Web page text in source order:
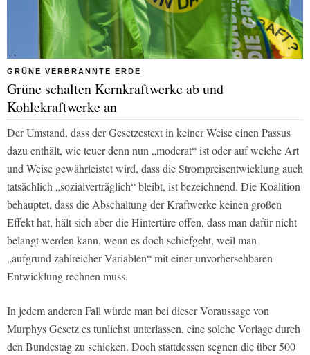
GRÜNE VERBRANNTE ERDE
Grüne schalten Kernkraftwerke ab und
Kohlekraftwerke an
Der Umstand, dass der Gesetzestext in keiner Weise einen Passus
dazu enthält, wie teuer denn nun „moderat“ ist oder auf welche Art
und Weise gewährleistet wird, dass die Strompreisentwicklung auch
tatsächlich „sozialverträglich“ bleibt, ist bezeichnend. Die Koalition
behauptet, dass die Abschaltung der Kraftwerke keinen großen
Effekt hat, hält sich aber die Hintertüre offen, dass man dafür nicht
belangt werden kann, wenn es doch schiefgeht, weil man
„aufgrund zahlreicher Variablen“ mit einer unvorhersehbaren
Entwicklung rechnen muss.
In jedem anderen Fall würde man bei dieser Voraussage von
Murphys Gesetz es tunlichst unterlassen, eine solche Vorlage durch
den Bundestag zu schicken. Doch stattdessen segnen die über 500